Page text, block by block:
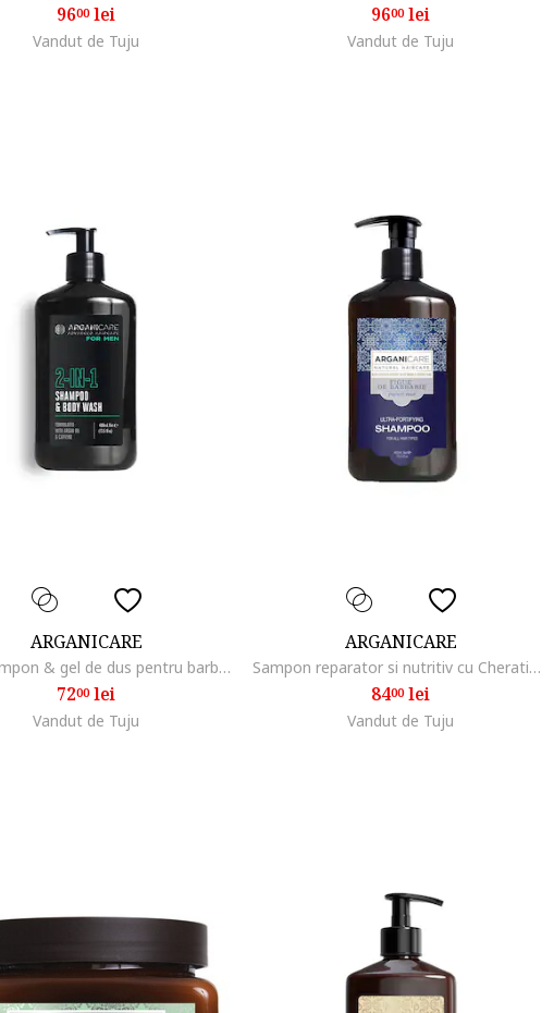
9600lei
Vandut de Tuju
9600lei
Vandut de Tuju
ARGANICARE
2 in 1 Sampon & gel de dus pentru barbati, cu ulei de argan si cafeina, 400 ml
7200lei
Vandut de Tuju
ARGANICARE
Sampon reparator si nutritiv cu Cheratina, Toate tipurile
8400lei
Vandut de Tuju